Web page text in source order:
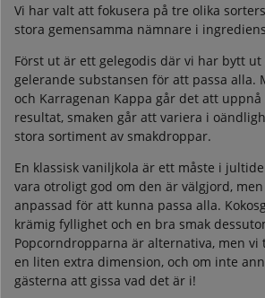
Vi har valt att fokusera på tre olika
stora gemensamma nämnare i
Först ut är ett gelegodis där vi har bytt
gelerande substansen för att passa alla.
och Karragenan Kappa går det att
resultat, smaken går att variera i
stora sortiment av smakdroppar.
En klassisk vaniljkola är ett måste i
vara otroligt god om den är välgjord,
anpassad för att kunna passa alla.
krämig fyllighet och en bra smak
Popcorndropparna är alternativa, men
en liten extra dimension, och om inte
gästerna att gissa vad det är i!